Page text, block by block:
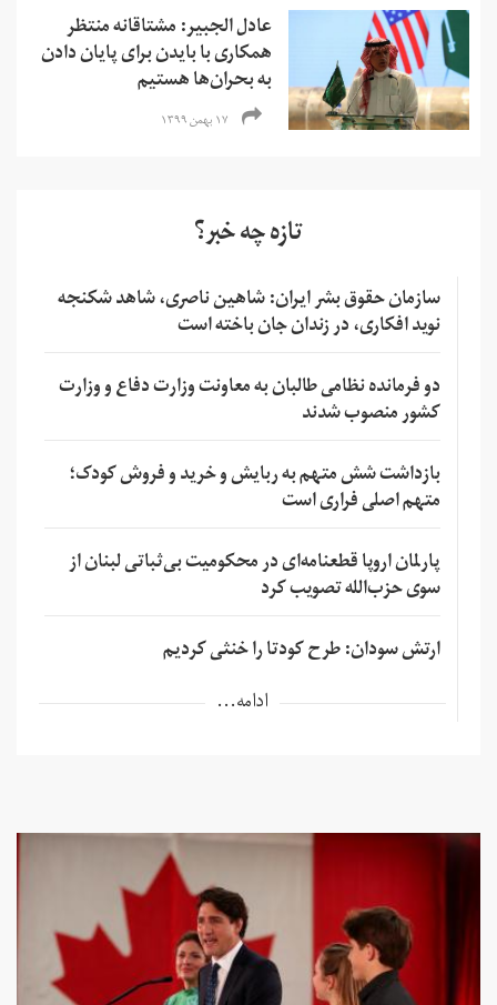
عادل الجبیر: مشتاقانه منتظر
همکاری با بایدن برای پایان دادن
به بحران‌ها هستیم
۱۷ بهمن ۱۳۹۹
تازه چه خبر؟
سازمان حقوق بشر ایران: شاهین ناصری، شاهد شکنجه
نوید افکاری، در زندان جان باخته است
دو فرمانده نظامی طالبان به معاونت وزارت دفاع و وزارت
کشور منصوب شدند
بازداشت شش متهم به ربایش و خرید و فروش کودک؛
متهم اصلی فراری است
پارلمان اروپا قطعنامه‌ای در محکومیت بی‌ثباتی لبنان از
سوی حزب‌الله تصویب کرد
ارتش سودان: طرح کودتا را خنثی کردیم
ادامه...